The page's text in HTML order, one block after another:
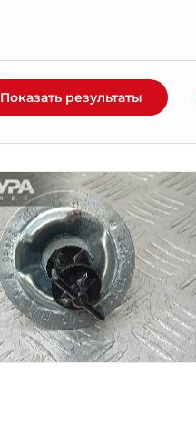
Показать результаты